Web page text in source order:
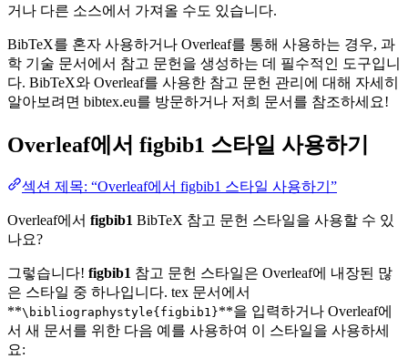
거나 다른 소스에서 가져올 수도 있습니다.
BibTeX를 혼자 사용하거나 Overleaf를 통해 사용하는 경우, 과
학 기술 문서에서 참고 문헌을 생성하는 데 필수적인 도구입니
다. BibTeX와 Overleaf를 사용한 참고 문헌 관리에 대해 자세히
알아보려면 bibtex.eu를 방문하거나 저희 문서를 참조하세요!
Overleaf에서 figbib1 스타일 사용하기
섹션 제목: “Overleaf에서 figbib1 스타일 사용하기”
Overleaf에서 figbib1 BibTeX 참고 문헌 스타일을 사용할 수 있
나요?
그렇습니다! figbib1 참고 문헌 스타일은 Overleaf에 내장된 많
은 스타일 중 하나입니다. tex 문서에서
**\bibliographystyle{figbib1}**을 입력하거나 Overleaf에
서 새 문서를 위한 다음 예를 사용하여 이 스타일을 사용하세
요: